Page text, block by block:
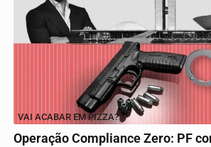
VAI ACABAR EM PIZZA?
Operação Compliance Zero: PF